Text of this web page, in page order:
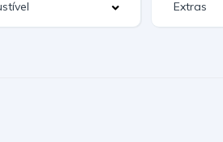
Extras